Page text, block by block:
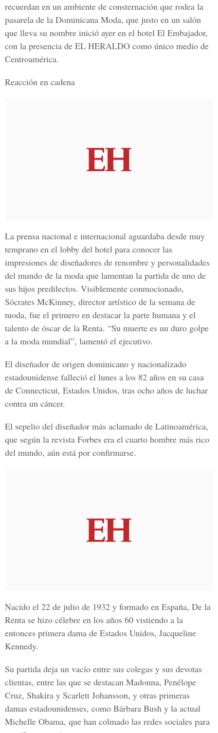
recuerdan en un ambiente de consternación que rodea la
pasarela de la Dominicana Moda, que justo en un salón
que lleva su nombre inició ayer en el hotel El Embajador,
con la presencia de EL HERALDO como único medio de
Centroamérica.
Reacción en cadena
La prensa nacional e internacional aguardaba desde muy
temprano en el lobby del hotel para conocer las
impresiones de diseñadores de renombre y personalidades
del mundo de la moda que lamentan la partida de uno de
sus hijos predilectos. Visiblemente conmocionado,
Sócrates McKinney, director artístico de la semana de
moda, fue el primero en destacar la parte humana y el
talento de óscar de la Renta. “Su muerte es un duro golpe
a la moda mundial”, lamentó el ejecutivo.
El diseñador de origen dominicano y nacionalizado
estadounidense falleció el lunes a los 82 años en su casa
de Connecticut, Estados Unidos, tras ocho años de luchar
contra un cáncer.
El sepelio del diseñador más aclamado de Latinoamérica,
que según la revista Forbes era el cuarto hombre más rico
del mundo, aún está por confirmarse.
Nacido el 22 de julio de 1932 y formado en España, De la
Renta se hizo célebre en los años 60 vistiendo a la
entonces primera dama de Estados Unidos, Jacqueline
Kennedy.
Su partida deja un vacío entre sus colegas y sus devotas
clientas, entre las que se destacan Madonna, Penélope
Cruz, Shakira y Scarlett Johansson, y otras primeras
damas estadounidenses, como Bárbara Bush y la actual
Michelle Obama, que han colmado las redes sociales para